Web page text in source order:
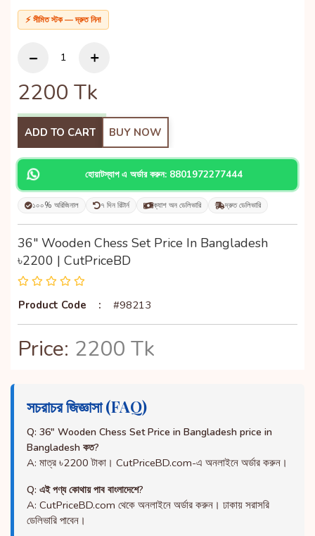
⚡ সীমিত স্টক — দ্রুত নিন!
2200 Tk
ADD TO CART BUY NOW
হোয়াটস্যাপ এ অর্ডার করুন: 8801972277444
১০০% অরিজিনাল ৭ দিন রিটার্ন ক্যাশ অন ডেলিভারি দ্রুত ডেলিভারি
36" Wooden Chess Set Price In Bangladesh
৳2200 | CutPriceBD
Product Code : #98213
Price: 2200 Tk
সচরাচর জিজ্ঞাসা (FAQ)
Q: 36" Wooden Chess Set Price in Bangladesh price in
Bangladesh কত?
A: মাত্র ৳2200 টাকা। CutPriceBD.com-এ অনলাইনে অর্ডার করুন।
Q: এই পণ্য কোথায় পাব বাংলাদেশে?
A: CutPriceBD.com থেকে অনলাইনে অর্ডার করুন। ঢাকায় সরাসরি
ডেলিভারি পাবেন।